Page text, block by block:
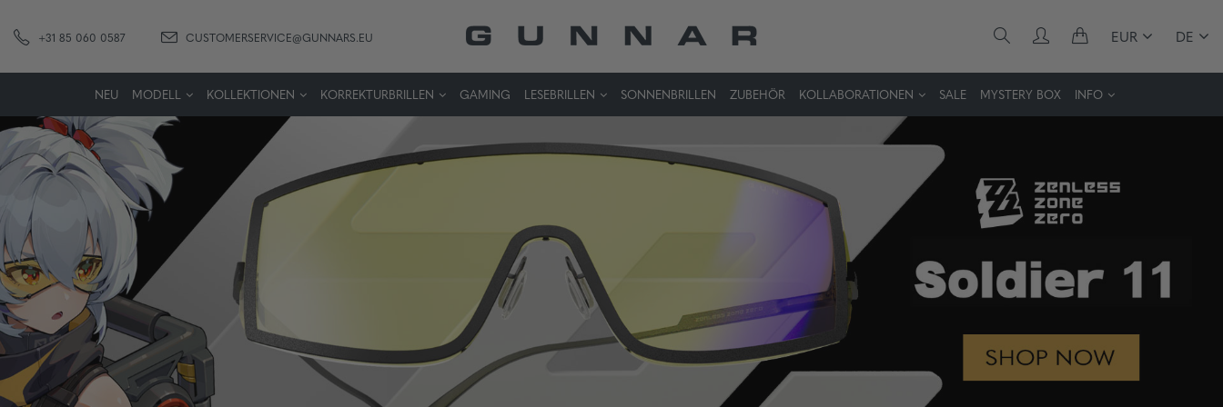
+31 85 060 0587 CUSTOMERSERVICE@GUNNARS.EU EUR DE
NEU MODELL KOLLEKTIONEN KORREKTURBRILLEN GAMING LESEBRILLEN SONNENBRILLEN ZUBEHÖR KOLLABORATIONEN SALE MYSTERY BOX INFO